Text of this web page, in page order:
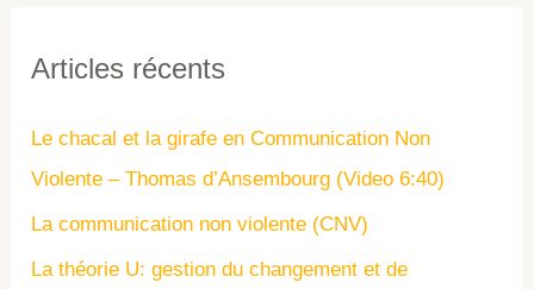
Articles récents
Le chacal et la girafe en Communication Non
Violente – Thomas d’Ansembourg (Video 6:40)
La communication non violente (CNV)
La théorie U: gestion du changement et de